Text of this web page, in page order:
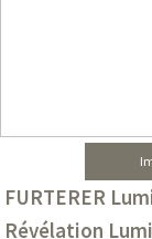
FURTERER
Révélation